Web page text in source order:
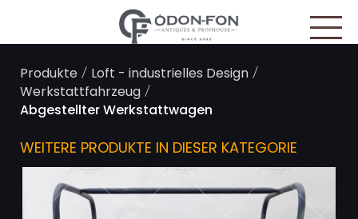
Produkte/ Loft - industrielles Design/
Werkstattfahrzeug/
Abgestellter Werkstattwagen
WEITERE PRODUKTE IN DIESER KATEGORIE